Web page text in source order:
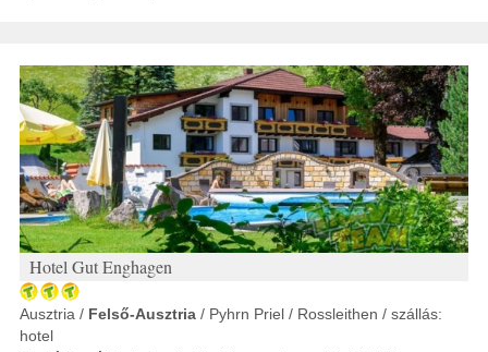
Hotel Gut Enghagen
Ausztria / Felső-Ausztria / Pyhrn Priel / Rossleithen / szállás:
hotel